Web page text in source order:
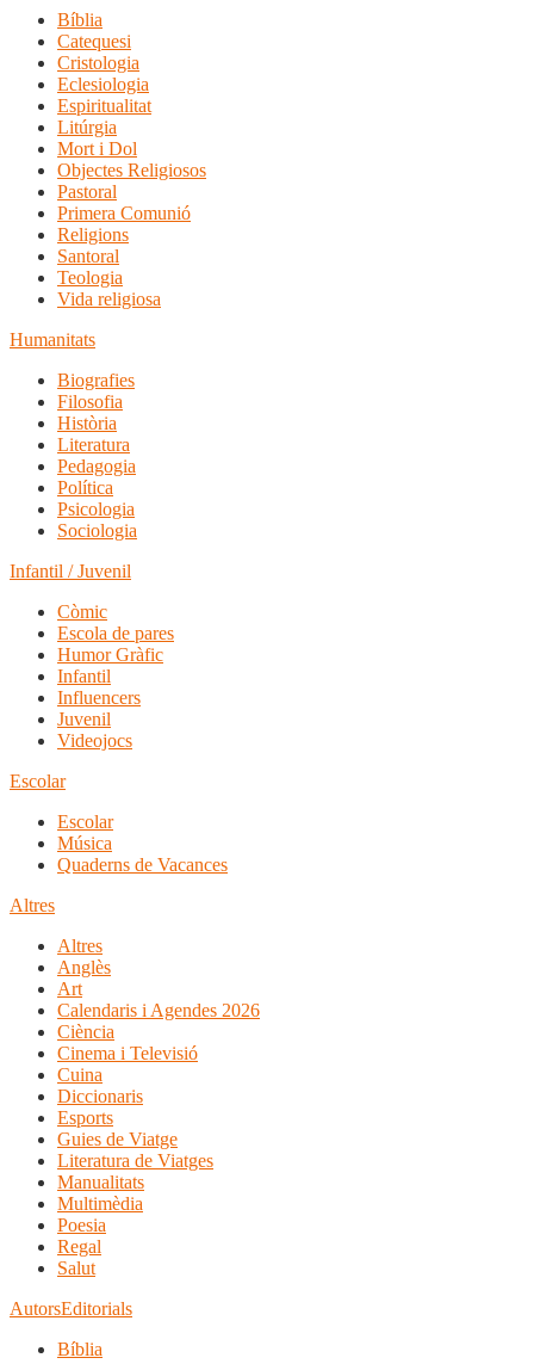
Bíblia
Catequesi
Cristologia
Eclesiologia
Espiritualitat
Litúrgia
Mort i Dol
Objectes Religiosos
Pastoral
Primera Comunió
Religions
Santoral
Teologia
Vida religiosa
Humanitats
Biografies
Filosofia
Història
Literatura
Pedagogia
Política
Psicologia
Sociologia
Infantil / Juvenil
Còmic
Escola de pares
Humor Gràfic
Infantil
Influencers
Juvenil
Videojocs
Escolar
Escolar
Música
Quaderns de Vacances
Altres
Altres
Anglès
Art
Calendaris i Agendes 2026
Ciència
Cinema i Televisió
Cuina
Diccionaris
Esports
Guies de Viatge
Literatura de Viatges
Manualitats
Multimèdia
Poesia
Regal
Salut
AutorsEditorials
Bíblia